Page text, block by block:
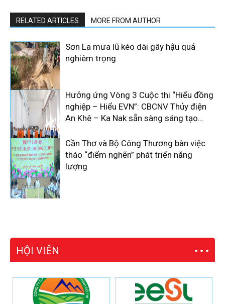
RELATED ARTICLES MORE FROM AUTHOR
Sơn La mưa lũ kéo dài gây hậu quả
nghiêm trọng
Hưởng ứng Vòng 3 Cuộc thi “Hiểu đồng
nghiệp – Hiểu EVN”: CBCNV Thủy điện
An Khê – Ka Nak sẵn sàng sáng tạo...
Cần Thơ và Bộ Công Thương bàn việc
tháo “điểm nghẽn” phát triển năng
lượng
HỘI VIÊN